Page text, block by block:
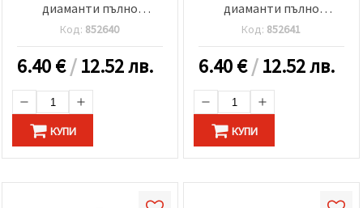
диаманти пълно
облепяне -Заснежени
Код: 852640
6.40€/12.52 лв.
КУПИ
диаманти пълно
облепяне -Рибар край
Код: 852641
6.40€/12.52 лв.
КУПИ